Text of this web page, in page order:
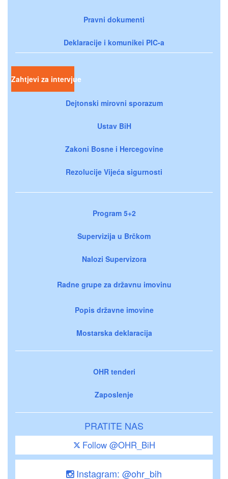
Pravni dokumenti
Deklaracije i komunikei PIC-a
Zahtjevi za intervjue
Dejtonski mirovni sporazum
Ustav BiH
Zakoni Bosne i Hercegovine
Rezolucije Vijeća sigurnosti
Program 5+2
Supervizija u Brčkom
Nalozi Supervizora
Radne grupe za državnu imovinu
Popis državne imovine
Mostarska deklaracija
OHR tenderi
Zaposlenje
PRATITE NAS
Follow @OHR_BiH
Instagram: @ohr_bih